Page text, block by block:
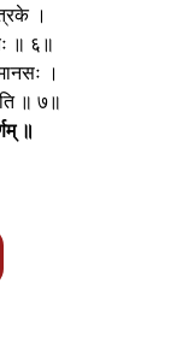
।
॥ ६॥
।
॥ ७॥
॥